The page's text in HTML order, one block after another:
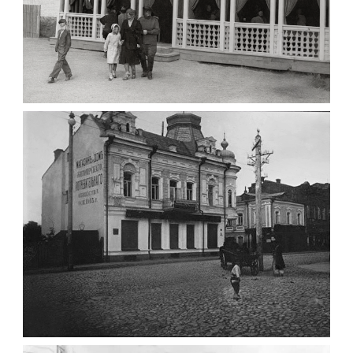
ПАВІЛЬЙОН МОРОЗИВА ЖИТОМИР 1947
Фото Житомир (1945-
1960)
Leave a comment
ФОТО ЖИТОМИРА 1905 ВУЛ.
МИХАЙЛІВСЬКА-СКОРУЛЬСЬКОГО